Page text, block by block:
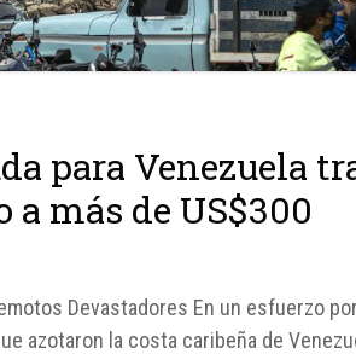
para Venezuela
más de US$300
Devastadores En un esfuerzo
azotaron la costa caribeña de